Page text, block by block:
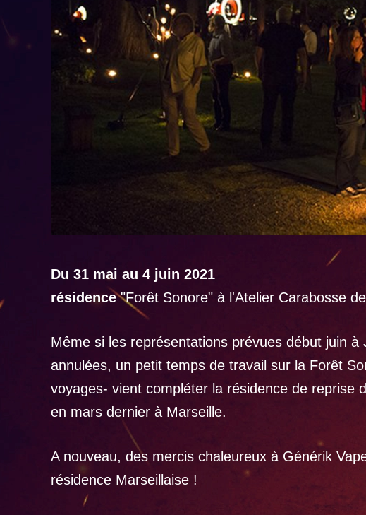
Du 31 mai au 4 juin 2021
résidence"Forêt Sonore" à l'Atelier Carabosse
Même si les représentations prévues début juin
annulées, un petit temps de travail sur la Forêt
voyages- vient compléter la résidence de reprise
en mars dernier à Marseille.
A nouveau, des mercis chaleureux à Générik
résidence Marseillaise !